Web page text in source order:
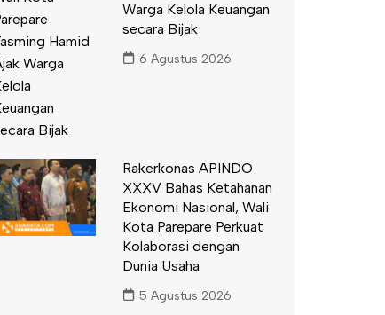
Warga Kelola Keuangan
secara Bijak
6 Agustus 2026
Rakerkonas APINDO
XXXV Bahas Ketahanan
Ekonomi Nasional, Wali
Kota Parepare Perkuat
Kolaborasi dengan
Dunia Usaha
5 Agustus 2026